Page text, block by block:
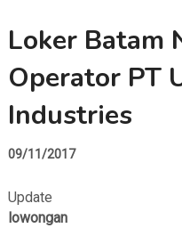
Loker Batam
Operator PT
Industries
09/11/2017
Update
lowongan